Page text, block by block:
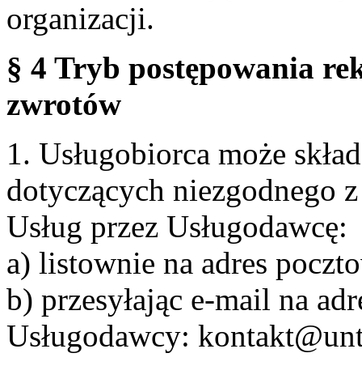
organizacji.
§ 4 Tryb postępowania
zwrotów
1. Usługobiorca może
dotyczących niezgodnego
Usług przez Usługodawcę:
a) listownie na adres
b) przesyłając e-mail na
Usługodawcy: